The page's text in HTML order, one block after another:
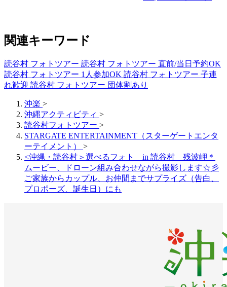
関連キーワード
読谷村 フォトツアー 読谷村 フォトツアー 直前/当日予約OK
読谷村 フォトツアー 1人参加OK 読谷村 フォトツアー 子連
れ歓迎 読谷村 フォトツアー 団体割あり
沖楽 >
沖縄アクティビティ >
読谷村フォトツアー >
STARGATE ENTERTAINMENT（スターゲートエンタ
ーテイメント） >
<沖縄・読谷村＞選べるフォト in 読谷村 残波岬＊
ムービー、ドローン組み合わせながら撮影します☆彡
ご家族からカップル、お仲間までサプライズ（告白、
プロポーズ、誕生日）にも